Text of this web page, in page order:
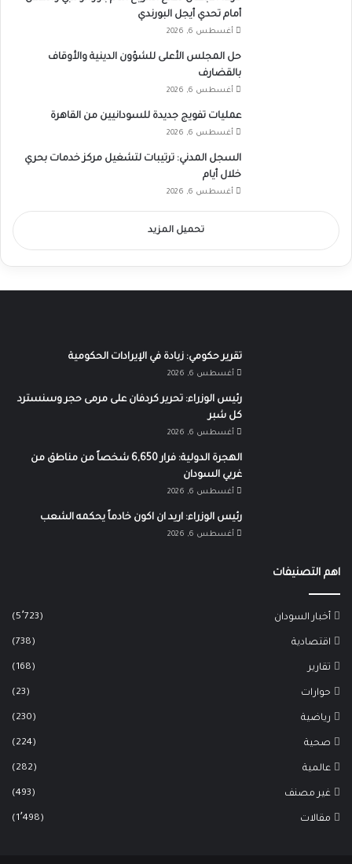
أمام تحدي أيجل البورندي
أغسطس 6, 2026
حل المجلس الأعلى للشؤون الدينية والأوقاف
بالقضارف
أغسطس 6, 2026
عمليات تفويج جديدة للسودانيين من القاهرة
أغسطس 6, 2026
السجل المدني: ترتيبات لتشغيل مركز خدمات بحري
خلال أيام
أغسطس 6, 2026
تحميل المزيد
تقرير حكومي: زيادة في الإيرادات الحكومية
أغسطس 6, 2026
رئيس الوزراء: تحرير كردفان على مرمى حجر وسنسترد
كل شبر
أغسطس 6, 2026
الهجرة الدولية: فرار 6,650 شخصاً من مناطق من
غربي السودان
أغسطس 6, 2026
رئيس الوزراء: اريد ان اكون خادماً يحكمه الشعب
أغسطس 6, 2026
اهم التصنيفات
أخبار السودان (5٬723)
اقتصادية (738)
تقارير (168)
حوارات (23)
رياضية (230)
صحية (224)
عالمية (282)
غير مصنف (493)
مقالات (1٬498)